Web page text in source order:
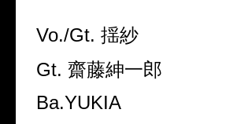
Vo./Gt. 揺紗
Gt. 齋藤紳一郎
Ba.YUKIA